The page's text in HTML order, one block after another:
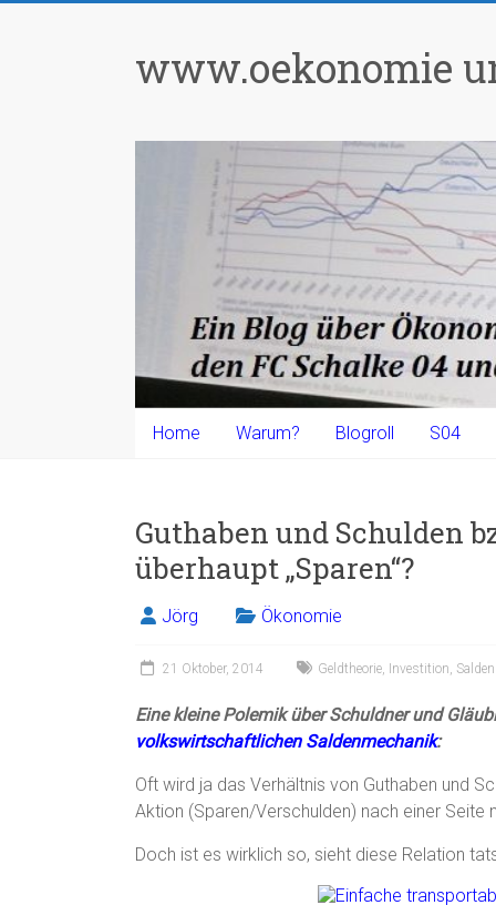
www.oekonomie
Home Warum? Blogroll S04
Guthaben und Schulden
überhaupt „Sparen“?
Jörg Ökonomie
21 Oktober, 2014 Geldtheorie Investition
Eine kleine Polemik über Schuldner und
volkswirtschaftlichen Saldenmechanik:
Oft wird ja das Verhältnis von Guthaben und
Aktion (Sparen/Verschulden) nach einer Seite
Doch ist es wirklich so, sieht diese Relation